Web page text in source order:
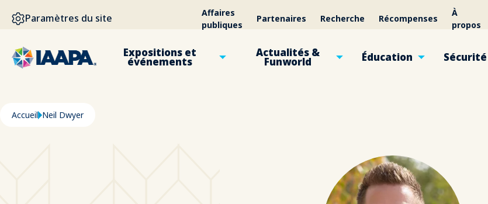
ALLER AU CONTENU PRINCIPAL
Paramètres du site
Affaires
publiques
Partenaires Recherche Récompenses
À
propos
Expositions et
événements
Actualités &
Funworld Éducation Sécurité
Fil d'Ariane
Accueil Neil Dwyer